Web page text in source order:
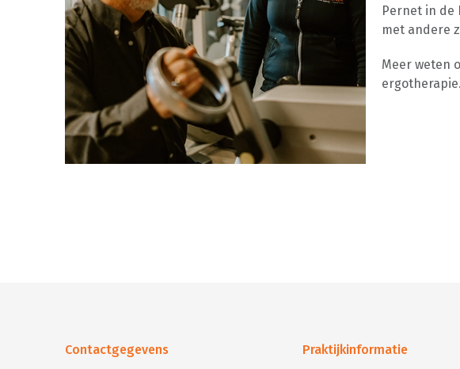
Pernet in de
met andere
Meer weten
Contactgegevens Praktijkinformatie